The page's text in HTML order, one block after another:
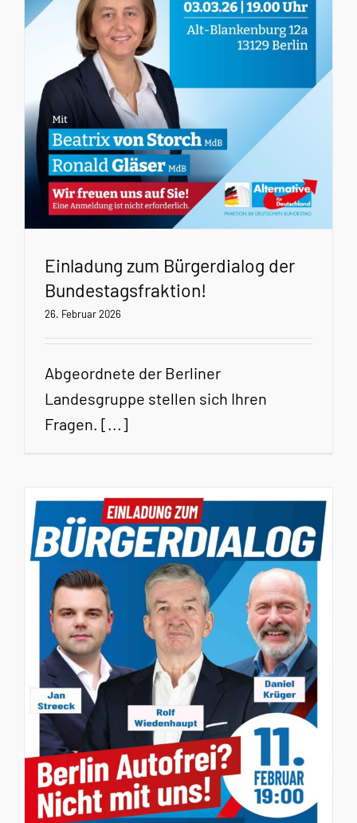
Einladung zum Bürgerdialog der
Bundestagsfraktion!
26. Februar 2026
Abgeordnete der Berliner
Landesgruppe stellen sich Ihren
Fragen. [...]